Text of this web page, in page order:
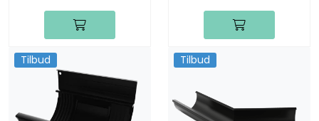
Tilbud Tilbud